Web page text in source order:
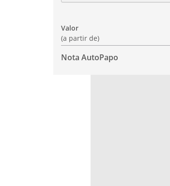
Valor
(a partir de)
Nota AutoPapo